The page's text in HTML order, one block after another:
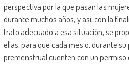
perspectiva por la que pasan las
durante muchos años, y así, con la
trato adecuado a esa situación, se
ellas, para que cada mes o, durante
premenstrual cuenten con un permiso